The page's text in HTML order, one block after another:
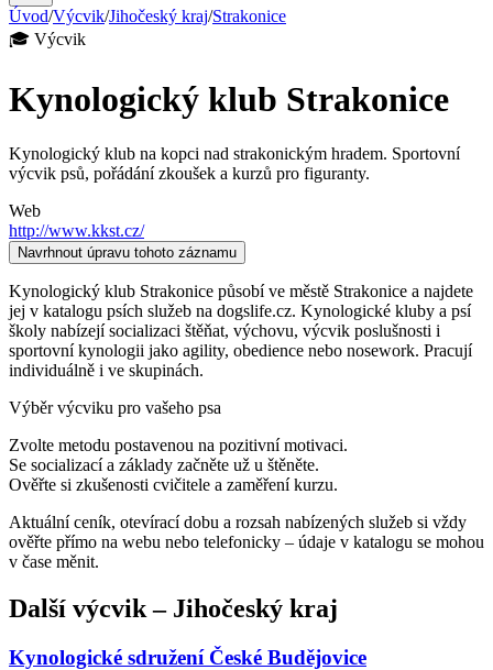
Úvod/Výcvik/Jihočeský kraj/Strakonice
🎓 Výcvik
Kynologický klub Strakonice
Kynologický klub na kopci nad strakonickým hradem. Sportovní
výcvik psů, pořádání zkoušek a kurzů pro figuranty.
Web
http://www.kkst.cz/
Navrhnout úpravu tohoto záznamu
Kynologický klub Strakonice působí ve městě Strakonice a najdete
jej v katalogu psích služeb na dogslife.cz. Kynologické kluby a psí
školy nabízejí socializaci štěňat, výchovu, výcvik poslušnosti i
sportovní kynologii jako agility, obedience nebo nosework. Pracují
individuálně i ve skupinách.
Výběr výcviku pro vašeho psa
Zvolte metodu postavenou na pozitivní motivaci.
Se socializací a základy začněte už u štěněte.
Ověřte si zkušenosti cvičitele a zaměření kurzu.
Aktuální ceník, otevírací dobu a rozsah nabízených služeb si vždy
ověřte přímo na webu nebo telefonicky – údaje v katalogu se mohou
v čase měnit.
Další výcvik– Jihočeský kraj
Kynologické sdružení České Budějovice